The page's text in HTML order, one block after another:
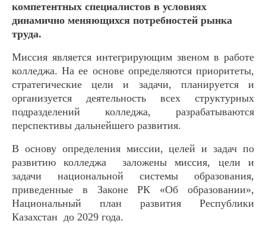
компетентных специалистов в условиях
динамично меняющихся потребностей рынка
труда.
Миссия является интегрирующим звеном в работе
колледжа. На ее основе определяются приоритеты,
стратегические цели и задачи, планируется и
организуется деятельность всех структурных
подразделений колледжа, разрабатываются
перспективы дальнейшего развития.
В основу определения миссии, целей и задач по
развитию колледжа заложены миссия, цели и
задачи национальной системы образования,
приведенные в Законе РК «Об образовании»,
Национальный план развития Республики
Казахстан до 2029 года.